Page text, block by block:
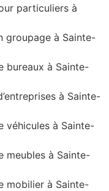
particuliers à
groupage à Sainte-
bureaux à Sainte-
à Sainte-
véhicules à Sainte-
meubles à Sainte-
mobilier à Sainte-